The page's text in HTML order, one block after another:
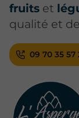
fruits et
qualité et
09 70 35 57